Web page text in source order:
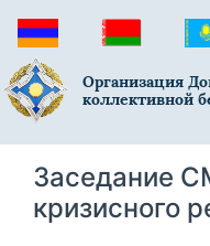
Организация
коллективной
Заседание
кризисного